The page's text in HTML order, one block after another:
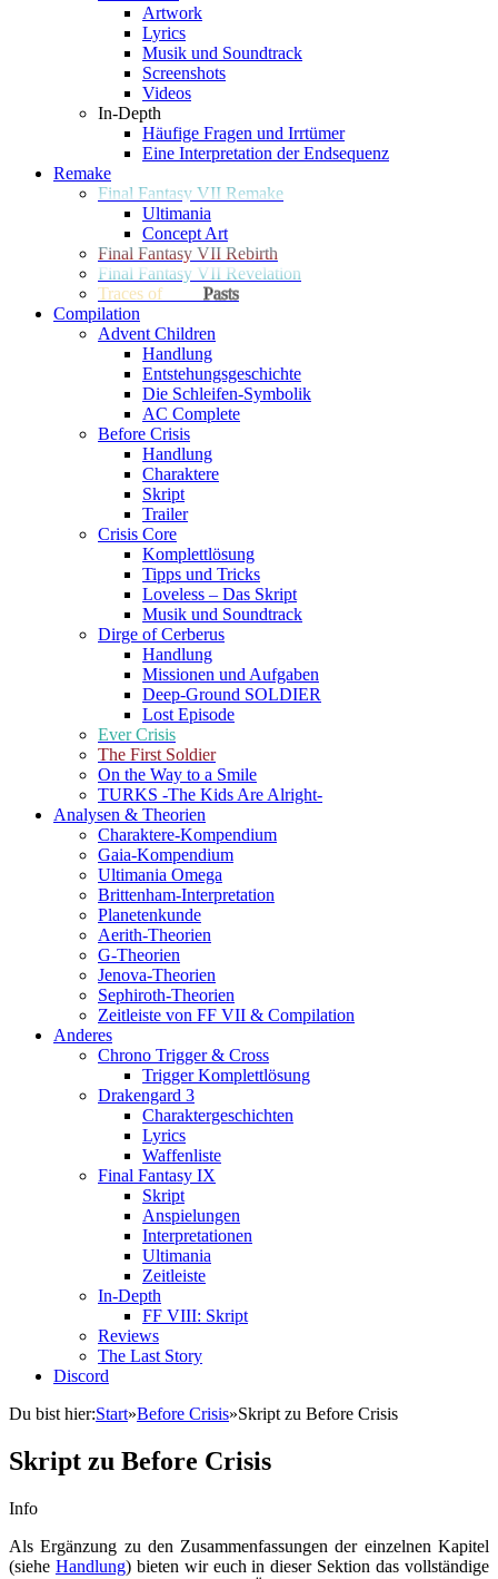
Artwork
Lyrics
Musik und Soundtrack
Screenshots
Videos
In-Depth
Häufige Fragen und Irrtümer
Eine Interpretation der Endsequenz
Remake
Final Fantasy VII Remake
Ultimania
Concept Art
Final Fantasy VII Rebirth
Final Fantasy VII Revelation
Traces of
Pasts
Compilation
Advent Children
Handlung
Entstehungsgeschichte
Die Schleifen-Symbolik
AC Complete
Before Crisis
Handlung
Charaktere
Skript
Trailer
Crisis Core
Komplettlösung
Tipps und Tricks
Loveless – Das Skript
Musik und Soundtrack
Dirge of Cerberus
Handlung
Missionen und Aufgaben
Deep-Ground SOLDIER
Lost Episode
Ever Crisis
The First Soldier
On the Way to a Smile
TURKS -The Kids Are Alright-
Analysen & Theorien
Charaktere-Kompendium
Gaia-Kompendium
Ultimania Omega
Brittenham-Interpretation
Planetenkunde
Aerith-Theorien
G-Theorien
Jenova-Theorien
Sephiroth-Theorien
Zeitleiste von FF VII & Compilation
Anderes
Chrono Trigger & Cross
Trigger Komplettlösung
Drakengard 3
Charaktergeschichten
Lyrics
Waffenliste
Final Fantasy IX
Skript
Anspielungen
Interpretationen
Ultimania
Zeitleiste
In-Depth
FF VIII: Skript
Reviews
The Last Story
Discord
Du bist hier:Start»Before Crisis»Skript zu Before Crisis
Skript zu Before Crisis
Info
Als Ergänzung zu den Zusammenfassungen der einzelnen Kapitel
(siehe Handlung) bieten wir euch in dieser Sektion das vollständige